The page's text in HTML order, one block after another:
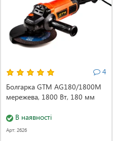
4
Болгарка GTM AG180/1800M
мережева, 1800 Вт, 180 мм
В наявності
Арт: 2626